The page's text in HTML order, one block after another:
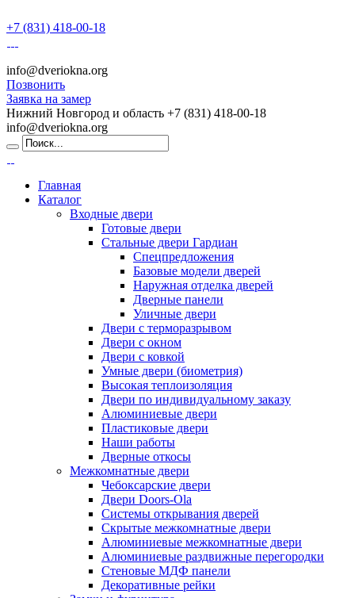
+7 (831) 418-00-18
info@dveriokna.org
Позвонить
Заявка на замер
Нижний Новгород и область +7 (831) 418-00-18
info@dveriokna.org
Главная
Каталог
Входные двери
Готовые двери
Стальные двери Гардиан
Спецпредложения
Базовые модели дверей
Наружная отделка дверей
Дверные панели
Уличные двери
Двери с терморазрывом
Двери с окном
Двери с ковкой
Умные двери (биометрия)
Высокая теплоизоляция
Двери по индивидуальному заказу
Алюминиевые двери
Пластиковые двери
Наши работы
Дверные откосы
Межкомнатные двери
Чебоксарские двери
Двери Doors-Ola
Системы открывания дверей
Скрытые межкомнатные двери
Алюминиевые межкомнатные двери
Алюминиевые раздвижные перегородки
Стеновые МДФ панели
Декоративные рейки